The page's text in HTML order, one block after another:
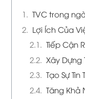
TVC trong
Lợi Ích Của
Tiếp Cận
Xây Dựng
Tạo Sự Tin
Tăng Khả